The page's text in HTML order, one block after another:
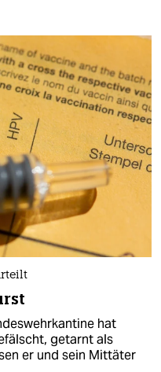
hat
getarnt als
er und sein Mittäter